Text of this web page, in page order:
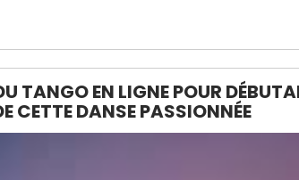
TANGO EN LIGNE POUR
CETTE DANSE PASSIONNÉE